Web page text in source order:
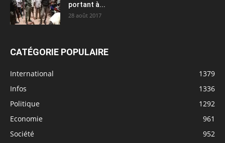
portant à...
28 août 2017
CATÉGORIE POPULAIRE
International
1379
Infos
1336
Politique
1292
Economie
961
Société
952